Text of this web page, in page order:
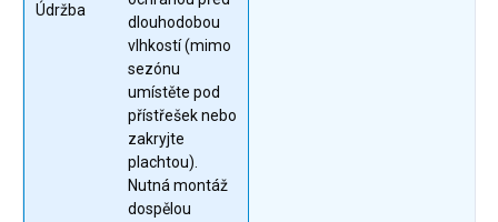
Údržba
dlouhodobou
vlhkostí (mimo
sezónu
umístěte pod
přístřešek nebo
zakryjte
plachtou).
Nutná montáž
dospělou